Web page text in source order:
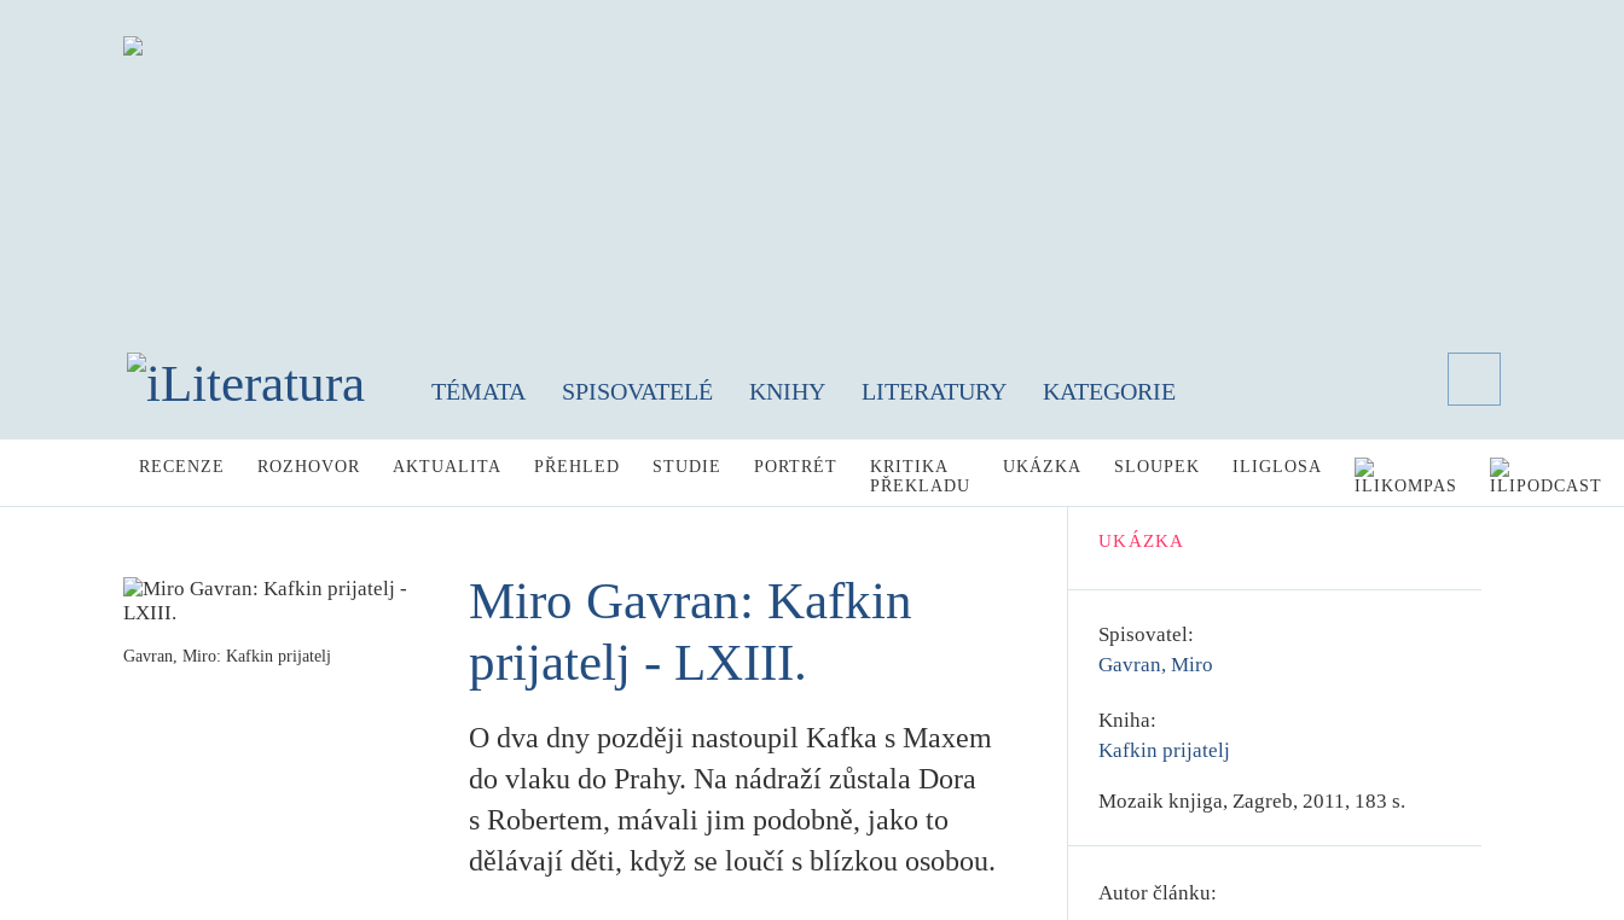
TÉMATA SPISOVATELÉ KNIHY LITERATURY KATEGORIE
RECENZE ROZHOVOR AKTUALITA PŘEHLED STUDIE PORTRÉT
KRITIKA
PŘEKLADU
UKÁZKA SLOUPEK ILIGLOSA
Gavran, Miro: Kafkin prijatelj
Miro Gavran: Kafkin
prijatelj - LXIII.
O dva dny později nastoupil Kafka s Maxem
do vlaku do Prahy. Na nádraží zůstala Dora
s Robertem, mávali jim podobně, jako to
dělávají děti, když se loučí s blízkou osobou.
UKÁZKA
Spisovatel:
Gavran, Miro
Kniha:
Kafkin prijatelj
Mozaik knjiga, Zagreb, 2011, 183 s.
Autor článku: